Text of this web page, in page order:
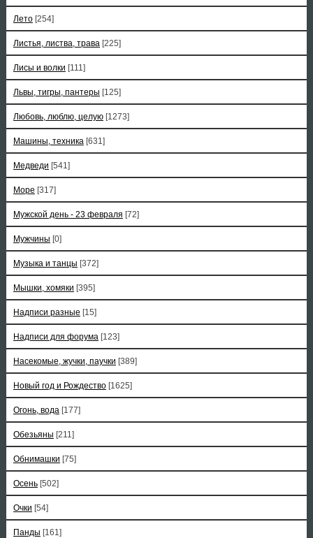
Лето [254]
Листья, листва, трава [225]
Лисы и волки [111]
Львы, тигры, пантеры [125]
Любовь, люблю, целую [1273]
Машины, техника [631]
Медведи [541]
Море [317]
Мужской день - 23 февраля [72]
Мужчины [0]
Музыка и танцы [372]
Мышки, хомяки [395]
Надписи разные [15]
Надписи для форума [123]
Насекомые, жучки, паучки [389]
Новый год и Рождество [1625]
Огонь, вода [177]
Обезьяны [211]
Обнимашки [75]
Осень [502]
Очки [54]
Панды [161]